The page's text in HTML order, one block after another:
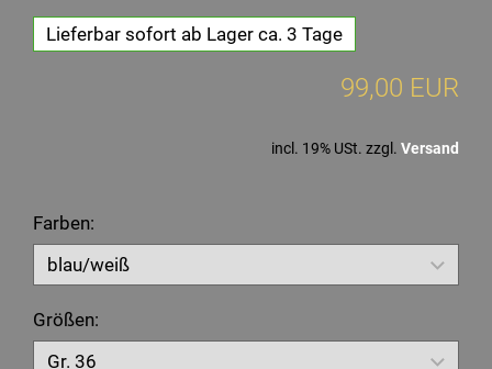
Lieferbar sofort ab Lager ca. 3 Tage
99,00 EUR
incl. 19% USt. zzgl. Versand
Farben:
Größen: